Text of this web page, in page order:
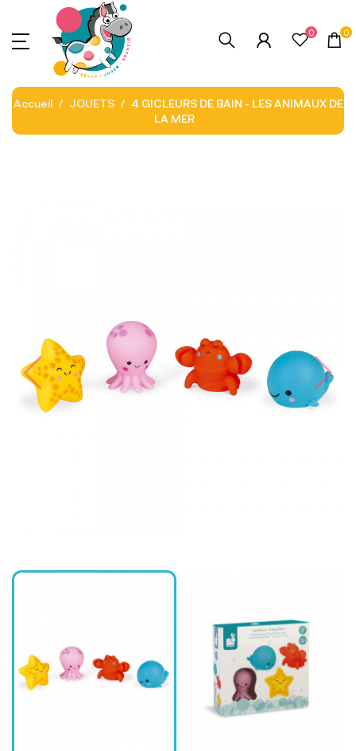
0 0
Accueil JOUETS
4 GICLEURS DE BAIN - LES ANIMAUX DE
LA MER